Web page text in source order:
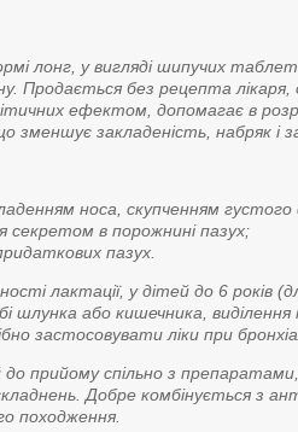
лонг, у вигляді шипучих
Продається без рецепта лікаря,
ефектом, допомагає в
зменшує закладеність, набряк і
носа, скупченням
в порожнині пазух;
пазух.
лактації, у дітей до 6 років
шлунка або кишечника,
застосовувати ліки при
прийому спільно з
Добре комбінується з
походження.